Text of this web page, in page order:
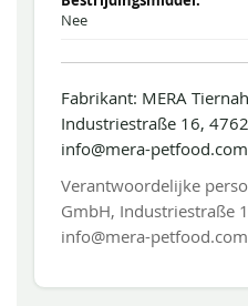
Nee
Fabrikant: MERA
Industriestraße 16,
info@mera-petfood.com
Verantwoordelijke
GmbH, Industriestraße
info@mera-petfood.com